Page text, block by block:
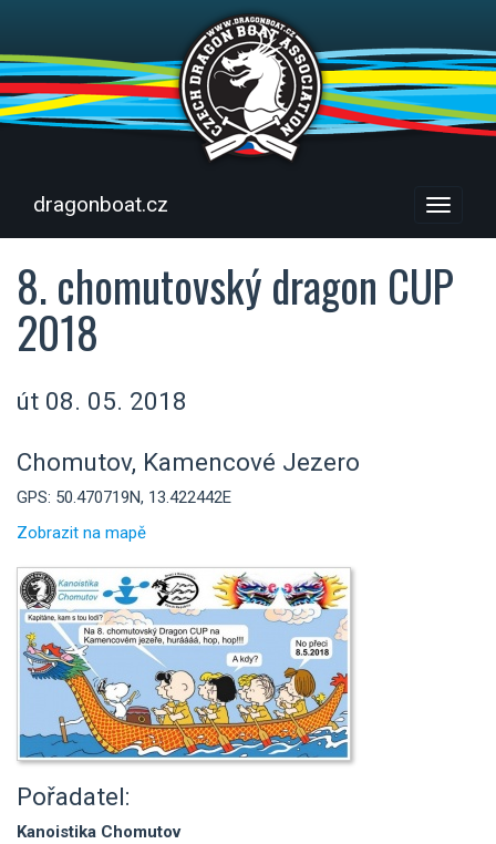
Menu
dragonboat.cz
8. chomutovský dragon CUP
2018
út 08. 05. 2018
Chomutov, Kamencové Jezero
GPS: 50.470719N, 13.422442E
Zobrazit na mapě
Pořadatel:
Kanoistika Chomutov